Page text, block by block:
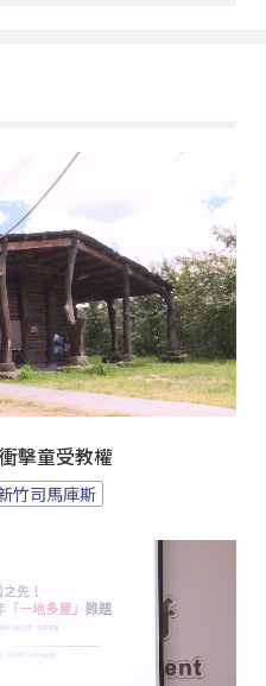
擊童受教權
竹司馬庫斯